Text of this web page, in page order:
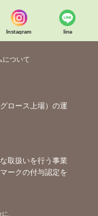
Instagram line
について
ロース上場）の運
取扱いを行う事業
ークの付与認定を
、